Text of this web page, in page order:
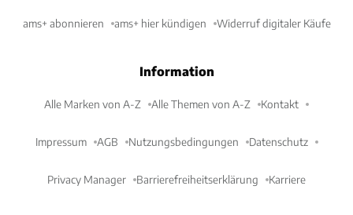
ams+ abonnieren ams+ hier kündigen Widerruf digitaler Käufe
Information
Alle Marken von A-Z Alle Themen von A-Z Kontakt
Impressum AGB Nutzungsbedingungen Datenschutz
Privacy Manager Barrierefreiheitserklärung Karriere